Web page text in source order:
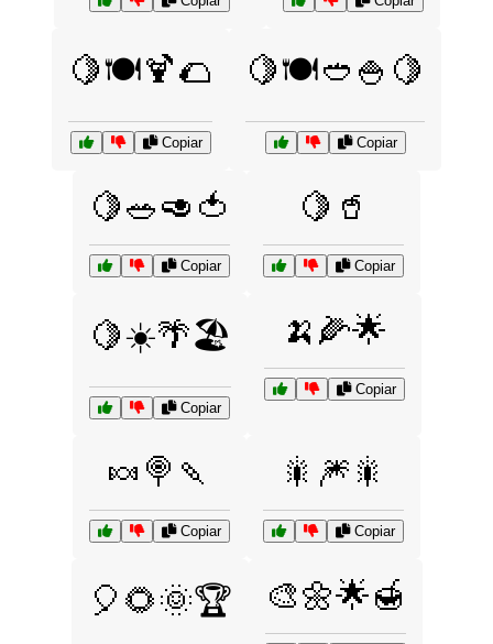
🍋🍽️🍹🌮
Copiar
🍋🍽️🥙🍚🍋
Copiar
🍋🥗🥑🍅
Copiar
🍋🥤
Copiar
🍋☀️🌴🏖️
Copiar
🍌🌽🌟
Copiar
🍬🍭🍡
Copiar
🎇🎆🎇
Copiar
🎈🌻🌞🏆 🎨🌼🌟🍯